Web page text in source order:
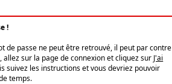
!
de passe ne peut être retrouvé, il peut par contre
sur la page de connexion et cliquez sur J'ai
suivez les instructions et vous devriez pouvoir
temps.